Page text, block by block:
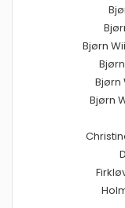
Bjørn
Bjørn
Bjørn